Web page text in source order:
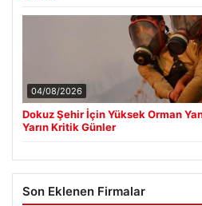
04/08/2026
Dokuz Şehir İçin Yüksek Orman
Yarın Kritik Günler
Son Eklenen Firmalar